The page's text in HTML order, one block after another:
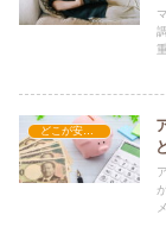
どこが安い？-コスメ・美容品